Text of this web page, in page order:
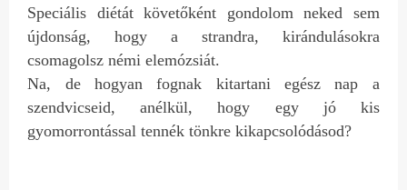
Speciális diétát követőként gondolom neked sem
újdonság, hogy a strandra, kirándulásokra
csomagolsz némi elemózsiát.
Na, de hogyan fognak kitartani egész nap a
szendvicseid, anélkül, hogy egy jó kis
gyomorrontással tennék tönkre kikapcsolódásod?